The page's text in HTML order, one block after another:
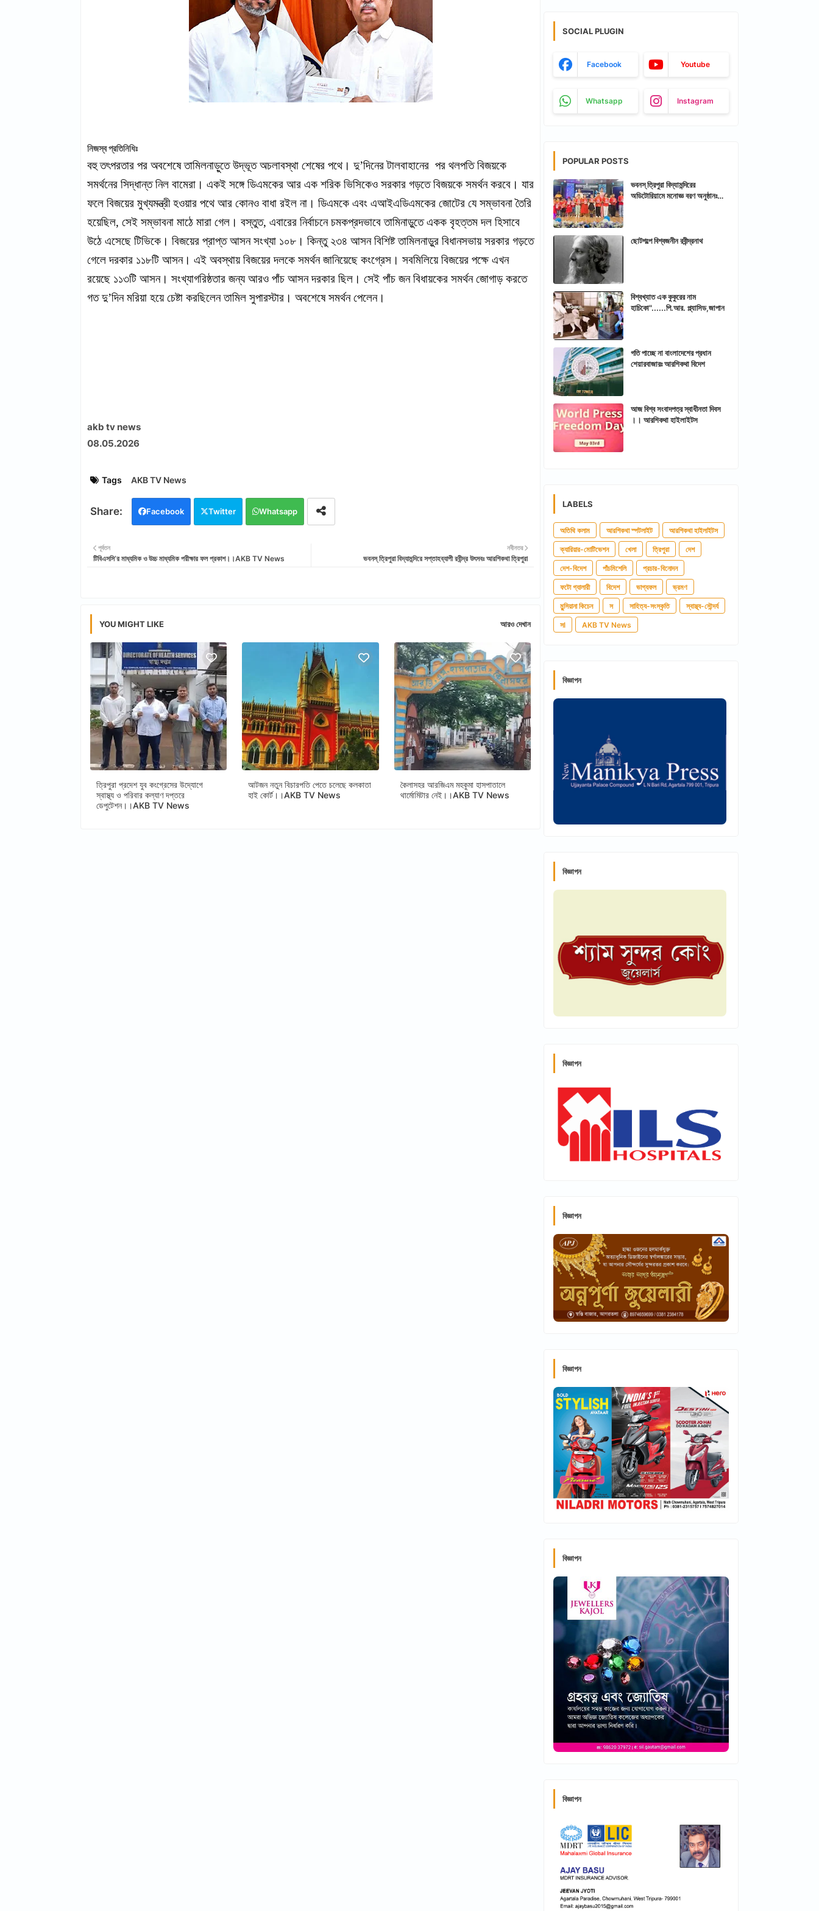
নিজস্ব প্রতিনিধিঃ
বহু তৎপরতার পর অবশেষে তামিলনাড়ুতে উদ্ভূত অচলাবস্থা শেষের পথে। দু’দিনের টালবাহানের পর থলপতি বিজয়কে
সমর্থনের সিদ্ধান্ত নিল বামেরা। একই সঙ্গে ডিএমকের আর এক শরিক ভিসিকেও সরকার গড়তে বিজয়কে সমর্থন করবে। যার
ফলে বিজয়ের মুখ্যমন্ত্রী হওয়ার পথে আর কোনও বাধা রইল না। ডিএমকে এবং এআইএডিএমকের জোটের যে সম্ভাবনা তৈরি
হয়েছিল, সেই সম্ভাবনা মাঠে মারা গেল। বস্তুত, এবারের নির্বাচনে চমকপ্রদভাবে তামিনাড়ুতে একক বৃহত্তম দল হিসাবে
উঠে এসেছে টিভিকে। বিজয়ের প্রাপ্ত আসন সংখ্যা ১০৮। কিন্তু ২৩৪ আসন বিশিষ্ট তামিলনাড়ুর বিধানসভায় সরকার গড়তে
গেলে দরকার ১১৮টি আসন। এই অবস্থায় বিজয়ের দলকে সমর্থন জানিয়েছে কংগ্রেস। সবমিলিয়ে বিজয়ের পক্ষে এখন
রয়েছে ১১৩টি আসন। সংখ্যাগরিষ্ঠতার জন্য আরও পাঁচ আসন দরকার ছিল। সেই পাঁচ জন বিধায়কের সমর্থন জোগাড় করতে
গত দু’দিন মরিয়া হয়ে চেষ্টা করছিলেন তামিল সুপারস্টার। অবশেষে সমর্থন পেলেন।
akb tv news
08.05.2026
Tags AKB TV News
Facebook Twitter Whatsapp
নবীনতর
ভবনস্ ত্রিপুরা বিদ্যামন্দিরে সপ্তাহব্যাপী রবীন্দ্র উৎসবঃ আরশিকথা ত্রিপুরা
পূর্বতন
টিবিএসসি’র মাধ্যমিক ও উচ্চ মাধ্যমিক পরীক্ষার ফল প্রকাশ।।AKB TV News
YOU MIGHT LIKE আরও দেখান
ত্রিপুরা প্রদেশ যুব কংগ্রেসের উদ্যোগে
স্বাস্থ্য ও পরিবার কল্যাণ দপ্তরে
ডেপুটেশন।।AKB TV News
আটজন নতুন বিচারপতি পেতে চলেছে কলকাতা
হাই কোর্ট।।AKB TV News
কৈলাসহর আরজিএম মহকুমা হাসপাতালে
থার্মোমিটার নেই।।AKB TV News
SOCIAL PLUGIN
Facebook Youtube
Whatsapp Instagram
POPULAR POSTS
ভবনস্ ত্রিপুরা বিদ্যামন্দিরের
অডিটোরিয়ামে মনোজ্ঞ বরণ অনুষ্ঠানঃ
ছোটগল্পে বিশ্বজনীন রবীন্দ্রনাথ
বিশ্বখ্যাত এক কুকুরের নাম
হাচিকো"......পি.আর. প্ল্যাসিড,জাপান
গতি পাচ্ছে না বাংলাদেশের প্রধান
শেয়ারবাজারঃ আরশিকথা বিদেশ
আজ বিশ্ব সংবাদপত্র স্বাধীনতা দিবস
।। আরশিকথা হাইলাইটস
LABELS
অতিথি কলাম আরশিকথা স্পটলাইট আরশিকথা হাইলাইটস
ক্যারিয়ার-মোটিভেশন খেলা ত্রিপুরা দেশ
দেশ-বিদেশ পাঁচমিশেলি প্রচার-বিনোদন
ফটো গ্যালারী বিদেশ ভাগ্যফল ভ্রমণ
মুন্সিয়ানা কিচেন স সাহিত্য-সংস্কৃতি স্বাস্থ্য-সৌন্দর্য
সl AKB TV News
বিজ্ঞাপন
বিজ্ঞাপন
বিজ্ঞাপন
বিজ্ঞাপন
বিজ্ঞাপন
বিজ্ঞাপন
বিজ্ঞাপন